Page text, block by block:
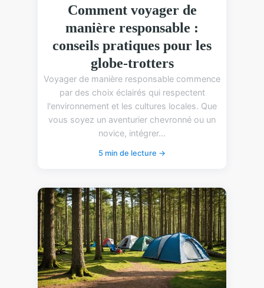
Comment voyager de
manière responsable :
conseils pratiques pour les
globe-trotters
Voyager de manière responsable commence
par des choix éclairés qui respectent
l'environnement et les cultures locales. Que
vous soyez un aventurier chevronné ou un
novice, intégrer...
5 min de lecture →